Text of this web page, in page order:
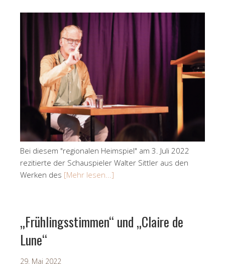
Bei diesem "regionalen Heimspiel" am 3. Juli 2022
rezitierte der Schauspieler Walter Sittler aus den
Werken des [Mehr lesen...]
„Frühlingsstimmen“ und „Claire de
Lune“
29. Mai 2022